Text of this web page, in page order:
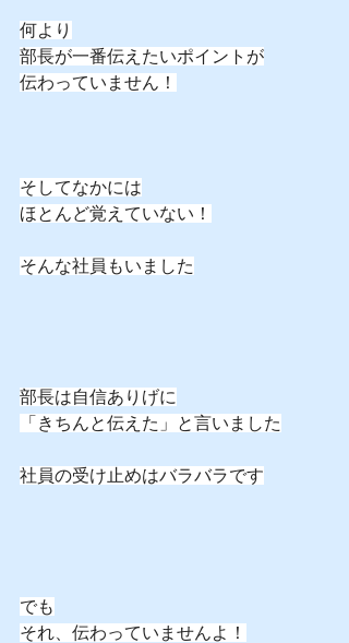
何より
部長が一番伝えたいポイントが
伝わっていません！
そしてなかには
ほとんど覚えていない！
そんな社員もいました
部長は自信ありげに
「きちんと伝えた」と言いました
社員の受け止めはバラバラです
でも
それ、伝わっていませんよ！